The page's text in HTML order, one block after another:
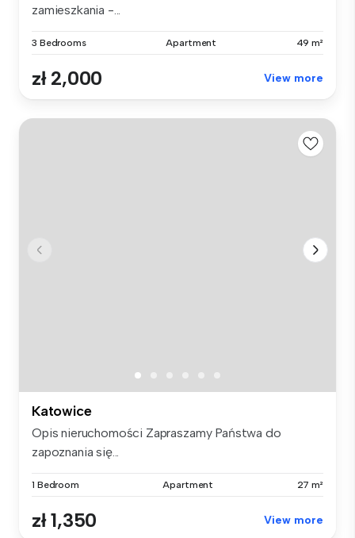
zamieszkania -...
3 Bedrooms Apartment 49 m²
zł 2,000 View more
Katowice
Opis nieruchomości Zapraszamy Państwa do
zapoznania się...
1 Bedroom Apartment 27 m²
zł 1,350 View more